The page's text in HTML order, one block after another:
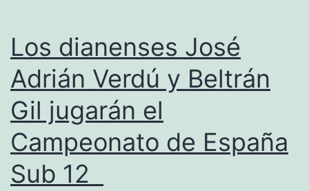
con
Ranes
Los dianenses José
Adrián Verdú y Beltrán
Gil jugarán el
Campeonato de España
Sub 12